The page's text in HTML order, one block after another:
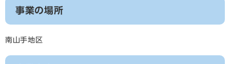
事業の場所
南山手地区